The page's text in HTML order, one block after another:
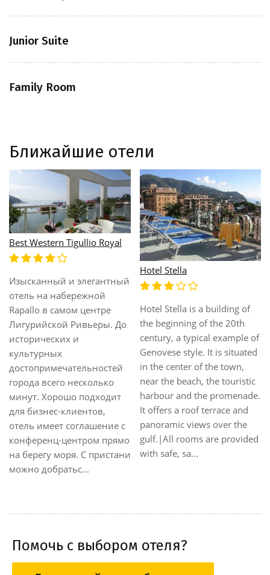
Junior Suite
Family Room
Ближайшие отели
is a building of
of the 20th
typical example of
style. It is situated
of the town,
the touristic
the promenade.
roof terrace and
views over the
are provided
Italia E Lido
Расположен на
красивейшей набережной,
непосредственно у моря.
Напротив находится
средневековый замок. Из
отеля открывается
изумительный вид на
залив. Номера
комфортабельные, есть
частный пляж. Ресторан с
террасой и видом на море.
В нескольких шагах
проходит одна из главных
L'Approdo
Rapallo и
Ligure.
довезут.
парк
которого
Помочь с выбором отеля?